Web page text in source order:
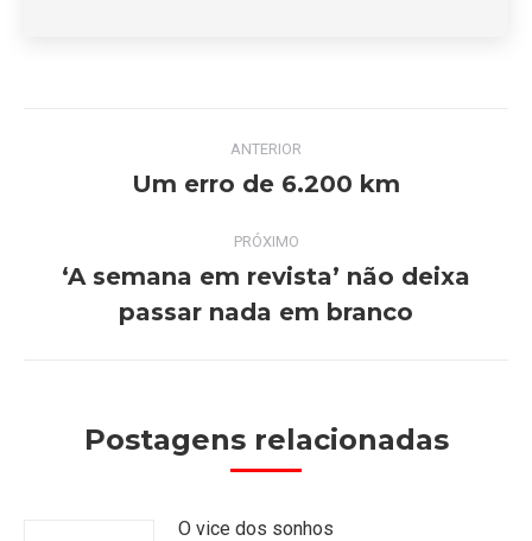
NavegaçãoANTERIOR
Post
Um erro de 6.200 km
PRÓXIMO
post:
‘A semana em revista’ não deixa
passar nada em branco
Postagens relacionadas
O vice dos sonhos